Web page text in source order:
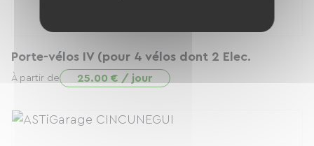
Porte-vélos IV (pour 4 vélos dont 2 Elec.
À partir de 25.00 € / jour